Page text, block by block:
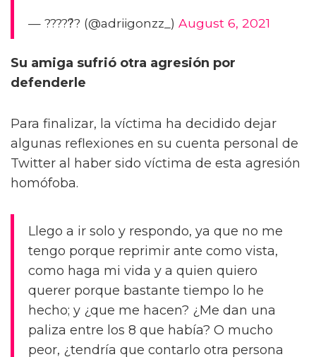
— ?????́? (@adriigonzz_) August 6, 2021
Su amiga sufrió otra agresión por
defenderle
Para finalizar, la víctima ha decidido dejar
algunas reflexiones en su cuenta personal de
Twitter al haber sido víctima de esta agresión
homófoba.
Llego a ir solo y respondo, ya que no me
tengo porque reprimir ante como vista,
como haga mi vida y a quien quiero
querer porque bastante tiempo lo he
hecho; y ¿que me hacen? ¿Me dan una
paliza entre los 8 que había? O mucho
peor, ¿tendría que contarlo otra persona